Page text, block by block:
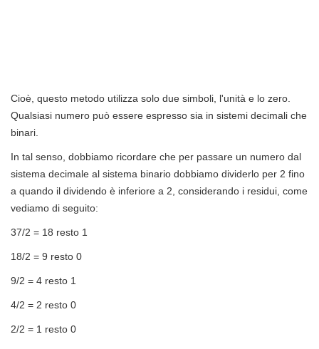
Cioè, questo metodo utilizza solo due simboli, l'unità e lo zero.
Qualsiasi numero può essere espresso sia in sistemi decimali che
binari.
In tal senso, dobbiamo ricordare che per passare un numero dal
sistema decimale al sistema binario dobbiamo dividerlo per 2 fino
a quando il dividendo è inferiore a 2, considerando i residui, come
vediamo di seguito:
37/2 = 18 resto 1
18/2 = 9 resto 0
9/2 = 4 resto 1
4/2 = 2 resto 0
2/2 = 1 resto 0